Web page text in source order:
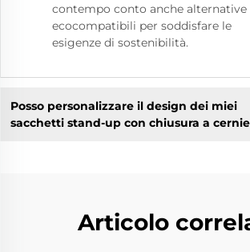
contempo conto anche alternative
ecocompatibili per soddisfare le
esigenze di sostenibilità.
Posso personalizzare il design dei miei
sacchetti stand-up con chiusura a
Articolo